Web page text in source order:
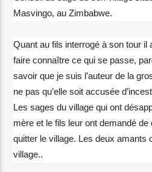
Masvingo, au Zimbabwe.
Quant au fils interrogé à son tour il
faire connaître ce qui se passe,
savoir que je suis l’auteur de la
ne pas qu’elle soit accusée
Les sages du village qui ont
mère et le fils leur ont demandé
quitter le village. Les deux amants
village..